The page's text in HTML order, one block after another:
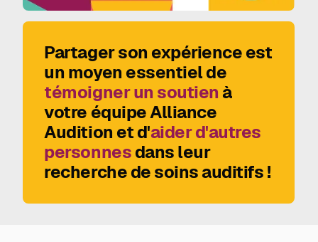
Partager son expérience est
un moyen essentiel de
témoigner un soutien à
votre équipe Alliance
Audition et d'aider d'autres
personnesdans leur
recherche de soins auditifs !